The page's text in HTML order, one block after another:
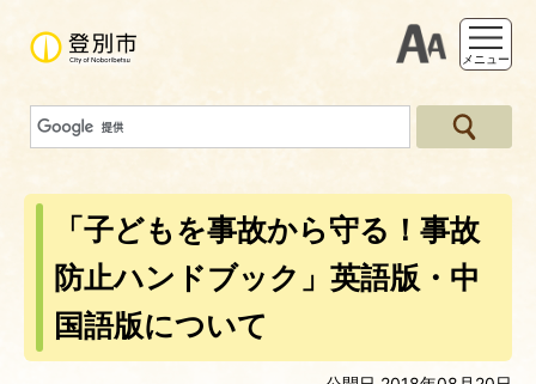
支援ツー
メニュー
「子どもを事故から守る！事故
防止ハンドブック」英語版・中
国語版について